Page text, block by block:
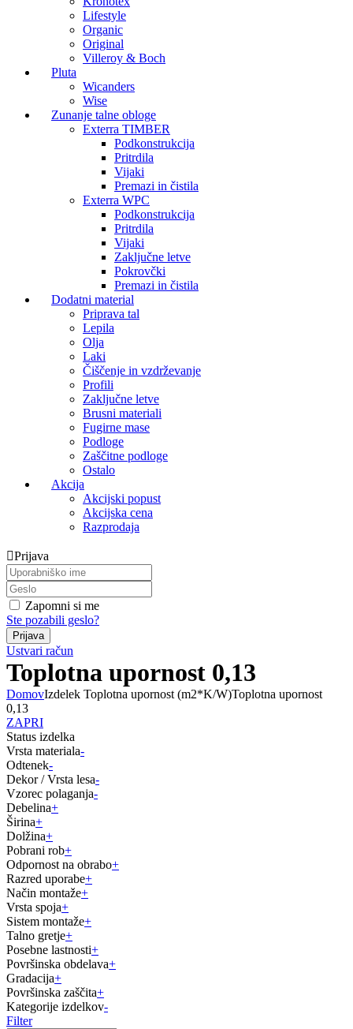
Lifestyle
Organic
Original
Villeroy & Boch
Pluta
Wicanders
Wise
Zunanje talne obloge
Exterra TIMBER
Podkonstrukcija
Pritrdila
Vijaki
Premazi in čistila
Exterra WPC
Podkonstrukcija
Pritrdila
Vijaki
Zaključne letve
Pokrovčki
Premazi in čistila
Dodatni material
Priprava tal
Lepila
Olja
Laki
Čiščenje in vzdrževanje
Profili
Zaključne letve
Brusni materiali
Fugirne mase
Podloge
Zaščitne podloge
Ostalo
Akcija
Akcijski popust
Akcijska cena
Razprodaja
Prijava
Zapomni si me
Ste pozabili geslo?
Ustvari račun
Toplotna upornost 0,13
DomovIzdelek Toplotna upornost (m2*K/W)Toplotna upornost
0,13
ZAPRI
Status izdelka
Vrsta materiala-
Odtenek-
Dekor / Vrsta lesa-
Vzorec polaganja-
Debelina+
Širina+
Dolžina+
Pobrani rob+
Odpornost na obrabo+
Razred uporabe+
Način montaže+
Vrsta spoja+
Sistem montaže+
Talno gretje+
Posebne lastnosti+
Površinska obdelava+
Gradacija+
Površinska zaščita+
Kategorije izdelkov-
Filter